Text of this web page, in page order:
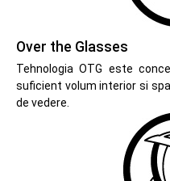
Over the Glasses
Tehnologia OTG este
suficient volum interior si
de vedere.